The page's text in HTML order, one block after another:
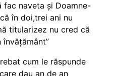
fac naveta și Doamne-
în doi,trei ani nu
titularizez nu cred că
învățământ”
cum le răspunde
dau an de an